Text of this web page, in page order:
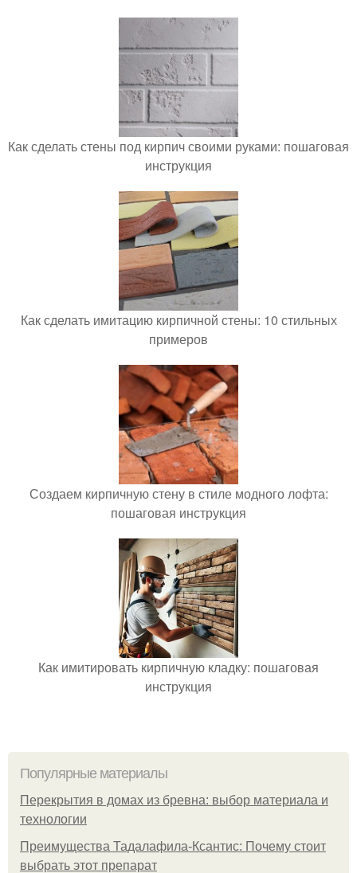
Как сделать стены под кирпич своими руками: пошаговая
инструкция
Как сделать имитацию кирпичной стены: 10 стильных
примеров
Создаем кирпичную стену в стиле модного лофта:
пошаговая инструкция
Как имитировать кирпичную кладку: пошаговая
инструкция
Популярные материалы
Перекрытия в домах из бревна: выбор материала и
технологии
Преимущества Тадалафила-Ксантис: Почему стоит
выбрать этот препарат